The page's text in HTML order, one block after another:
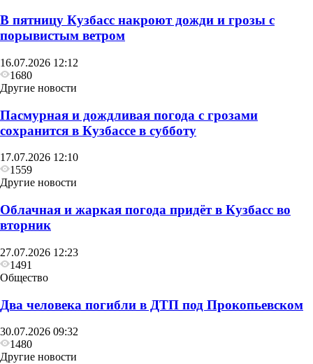
В пятницу Кузбасс накроют дожди и грозы с
порывистым ветром
16.07.2026 12:12
1680
Другие новости
Пасмурная и дождливая погода с грозами
сохранится в Кузбассе в субботу
17.07.2026 12:10
1559
Другие новости
Облачная и жаркая погода придёт в Кузбасс во
вторник
27.07.2026 12:23
1491
Общество
Два человека погибли в ДТП под Прокопьевском
30.07.2026 09:32
1480
Другие новости